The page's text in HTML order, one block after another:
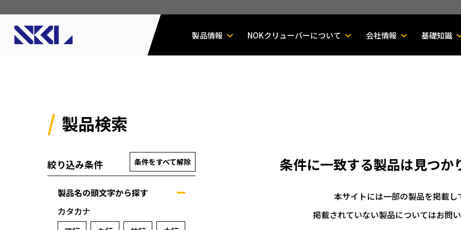
製品情報 NOKクリューバーについて 会社情報 基礎知識
製品検索
絞り込み条件 条件をすべて解除
製品名の頭文字から探す
カタカナ
条件に一致する製品は見つか
本サイトには一部の製品を掲載し
掲載されていない製品についてはお問